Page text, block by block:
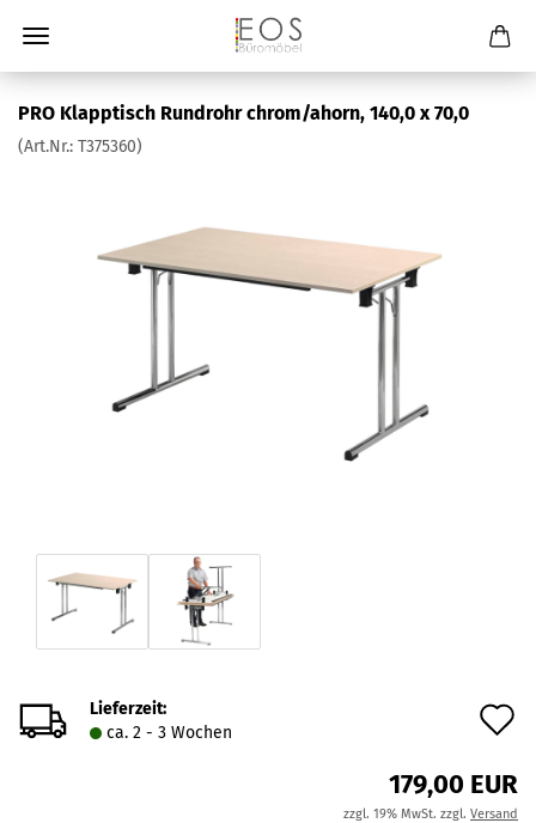
PRO Klapptisch Rundrohr chrom/ahorn, 140,0 x 70,0
(Art.Nr.: T375360)
Lieferzeit:
ca. 2 - 3 Wochen
179,00 EUR
zzgl. 19% MwSt. zzgl. Versand